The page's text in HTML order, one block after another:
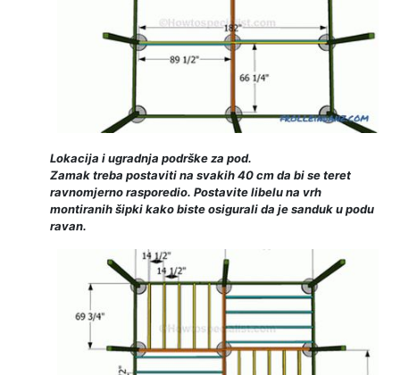
Lokacija i ugradnja podrške za pod.
Zamak treba postaviti na svakih 40 cm da bi se teret
ravnomjerno rasporedio. Postavite libelu na vrh
montiranih šipki kako biste osigurali da je sanduk u podu
ravan.